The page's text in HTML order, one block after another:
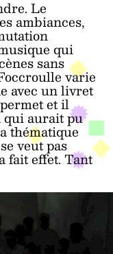
Le
ambiances,
qui
sans
varie
avec un livret
et il
qui aurait pu
thématique
veut pas
fait effet. Tant